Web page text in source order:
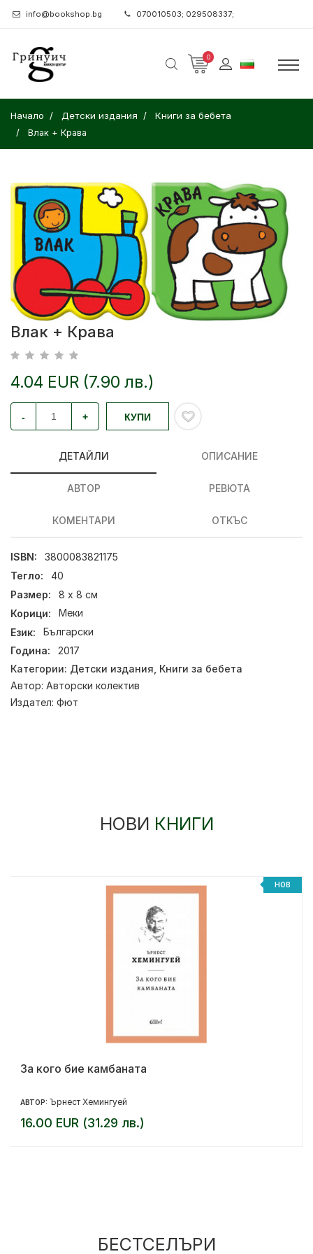
info@bookshop.bg 070010503; 029508337;
0
Начало Детски издания Книги за бебета
Влак + Крава
Влак + Крава
4.04 EUR (7.90 лв.)
- + КУПИ
ДЕТАЙЛИ ОПИСАНИЕ
АВТОР РЕВЮТА
КОМЕНТАРИ ОТКЪС
ISBN:
3800083821175
Тегло:
40
Размер:
8 х 8 см
Корици:
Меки
Език:
Български
Година:
2017
Категории: Детски издания Книги за бебета
Автор: Авторски колектив
Издател: Фют
НОВИ КНИГИ
НОВ
За кого бие камбаната
АВТОР: Ърнест Хемингуей
16.00 EUR (31.29 лв.)
БЕСТСЕЛЪРИ